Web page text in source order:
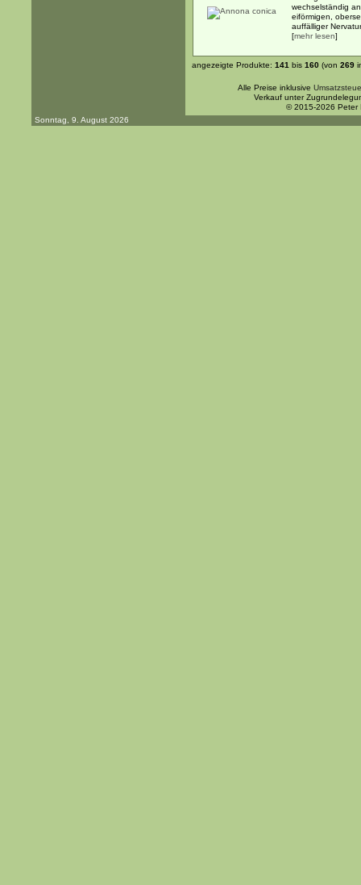
wechselständig
eiförmigen,
auffälliger
[mehr lesen]
angezeigte Produkte: 141 bis 160 (von 269
Alle Preise inklusive
Verkauf unter
© 2015-2026 Peter
Sonntag, 9. August 2026